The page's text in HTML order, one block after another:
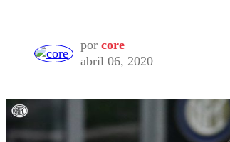
por core
abril 06, 2020